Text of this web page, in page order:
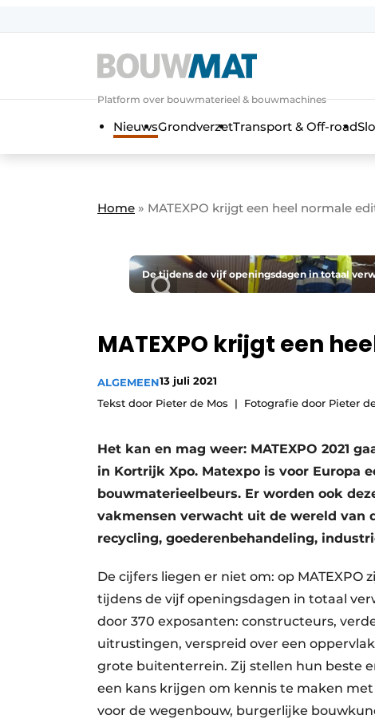
Algemene voorwaarden
BedrijvenAanmeldenAanmelden FR
Bedankt voor
Bedankt
Bedrijven
Bouwmat | Platform over
Direct contact
Meest gelezen
Nieuwsbrief
Privacy / Cookie statement
Vacature aanmelden
Vacatures
Platform over bouwmaterieel & bouwmachines
NieuwsGrondverzetTransport & Off-road
Home » MATEXPO krijgt een heel normale
De tijdens de vijf openingsdagen in totaal
MATEXPO krijgt een
ALGEMEEN13 juli 2021
Tekst door Pieter de Mos
Fotografie door Pieter
Het kan en mag weer: MATEXPO 2021
in Kortrijk Xpo. Matexpo is voor Europa
bouwmaterieelbeurs. Er worden ook
vakmensen verwacht uit de wereld van
recycling, goederenbehandeling,
De cijfers liegen er niet om: op
tijdens de vijf openingsdagen in totaal
door 370 exposanten: constructeurs,
uitrustingen, verspreid over een
grote buitenterrein. Zij stellen hun beste
een kans krijgen om kennis te maken
voor de wegenbouw, burgerlijke